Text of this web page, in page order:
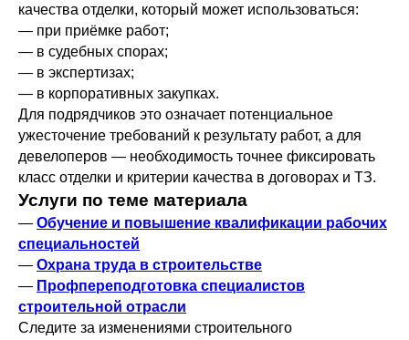
качества отделки, который может использоваться:
— при приёмке работ;
— в судебных спорах;
— в экспертизах;
— в корпоративных закупках.
Для подрядчиков это означает потенциальное
ужесточение требований к результату работ, а для
девелоперов — необходимость точнее фиксировать
класс отделки и критерии качества в договорах и ТЗ.
Услуги по теме материала
— Обучение и повышение квалификации рабочих
специальностей
— Охрана труда в строительстве
— Профпереподготовка специалистов
строительной отрасли
Следите за изменениями строительного